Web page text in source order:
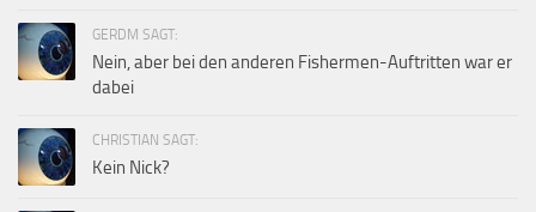
GERDM SAGT:
Nein, aber bei den anderen Fishermen-Auftritten war er
dabei
CHRISTIAN SAGT:
Kein Nick?